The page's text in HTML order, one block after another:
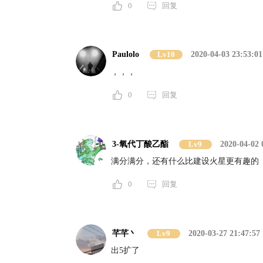
0 回复
Paulolo Lv10
2020-04-03 23:53:01
，，，
0 回复
3-氧代丁酸乙酯 Lv9
2020-04-02
满分满分，还有什么比建设火星更有趣的
0 回复
芊芊丶 Lv9
2020-03-27 21:47:57
出5扩了